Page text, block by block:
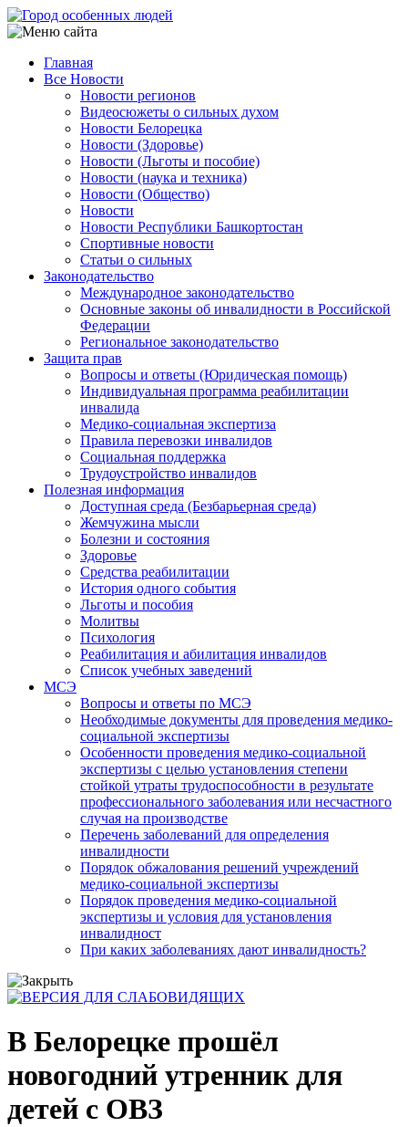
Перейти
к
содержанию
Main
navigation
Главная
Все Новости
Новости регионов
Видеосюжеты о сильных духом
Новости Белорецка
Новости (Здоровье)
Новости (Льготы и пособие)
Новости (наука и техника)
Новости (Общество)
Новости
Новости Республики Башкортостан
Спортивные новости
Статьи о сильных
Законодательство
Международное законодательство
Основные законы об инвалидности в Российской
Федерации
Региональное законодательство
Защита прав
Вопросы и ответы (Юридическая помощь)
Индивидуальная программа реабилитации
инвалида
Медико-социальная экспертиза
Правила перевозки инвалидов
Социальная поддержка
Трудоустройство инвалидов
Полезная информация
Доступная среда (Безбарьерная среда)
Жемчужина мысли
Болезни и состояния
Здоровье
Средства реабилитации
История одного события
Льготы и пособия
Молитвы
Психология
Реабилитация и абилитация инвалидов
Список учебных заведений
МСЭ
Вопросы и ответы по МСЭ
Необходимые документы для проведения медико-
социальной экспертизы
Особенности проведения медико-социальной
экспертизы с целью установления степени
стойкой утраты трудоспособности в результате
профессионального заболевания или несчастного
случая на производстве
Перечень заболеваний для определения
инвалидности
Порядок обжалования решений учреждений
медико-социальной экспертизы
Порядок проведения медико-социальной
экспертизы и условия для установления
инвалидност
При каких заболеваниях дают инвалидность?
В Белорецке прошёл
новогодний утренник для
детей с ОВЗ